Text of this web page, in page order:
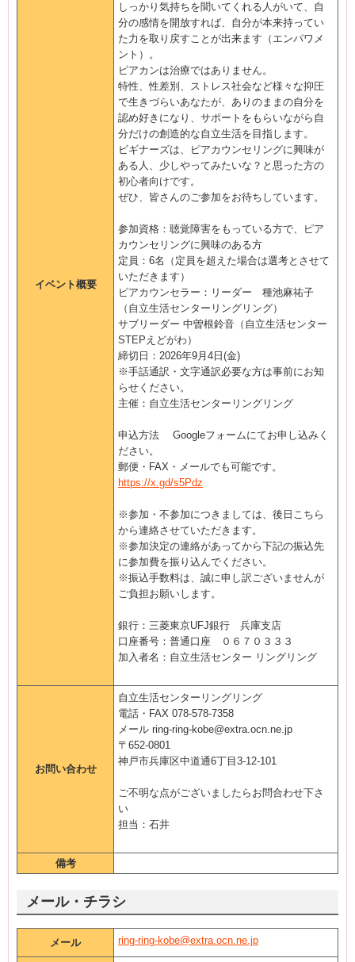
イベント概要
しっかり気持ちを聞いてくれる人がいて、自
分の感情を開放すれば、自分が本来持ってい
た力を取り戻すことが出来ます（エンパワメ
ント）。
ピアカンは治療ではありません。
特性、性差別、ストレス社会など様々な抑圧
で生きづらいあなたが、ありのままの自分を
認め好きになり、サポートをもらいながら自
分だけの創造的な自立生活を目指します。
ビギナーズは、ピアカウンセリングに興味が
ある人、少しやってみたいな？と思った方の
初心者向けです。
ぜひ、皆さんのご参加をお待ちしています。
参加資格：聴覚障害をもっている方で、ピア
カウンセリングに興味のある方
定員：6名（定員を超えた場合は選考とさせて
いただきます）
ピアカウンセラー：リーダー 種池麻祐子
（自立生活センターリングリング）
サブリーダー 中曽根鈴音（自立生活センター
STEPえどがわ）
締切日：2026年9月4日(金)
※手話通訳・文字通訳必要な方は事前にお知
らせください。
主催：自立生活センターリングリング
申込方法 Googleフォームにてお申し込みく
ださい。
郵便・FAX・メールでも可能です。
https://x.gd/s5Pdz
※参加・不参加につきましては、後日こちら
から連絡させていただきます。
※参加決定の連絡があってから下記の振込先
に参加費を振り込んでください。
※振込手数料は、誠に申し訳ございませんが
ご負担お願いします。
銀行：三菱東京UFJ銀行 兵庫支店
口座番号：普通口座 ０６７０３３３
加入者名：自立生活センター リングリング
お問い合わせ
自立生活センターリングリング
電話・FAX 078-578-7358
メール ring-ring-kobe@extra.ocn.ne.jp
〒652-0801
神戸市兵庫区中道通6丁目3-12-101
ご不明な点がございましたらお問合わせ下さ
い
担当：石井
備考
メール・チラシ
メール ring-ring-kobe@extra.ocn.ne.jp